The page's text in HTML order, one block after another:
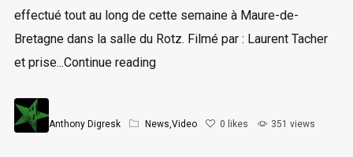
effectué tout au long de cette semaine à Maure-de-
Bretagne dans la salle du Rotz. Filmé par : Laurent Tacher
et prise...Continue reading
Anthony Digresk News Video 0 likes 351 views